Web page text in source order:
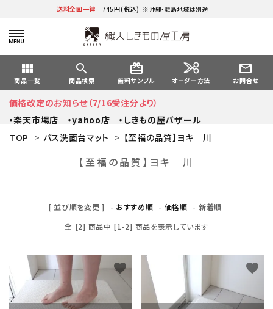
送料全国一律 745円(税込) ※沖縄・離島地域は別途
view_module
商品一覧
search
商品検索
card_giftcard
無料サンプル オーダー方法
mail_outline
お問合せ
価格改定のお知らせ（7/16受注分より）
・楽天市場店
・yahoo店
・しきもの屋バザール
TOP > バス洗面台マット > 【至福の品質】ヨキ 川
【至福の品質】ヨキ 川
[ 並び順を変更 ] - おすすめ順 - 価格順 - 新着順
全 [2] 商品中 [1-2] 商品を表示しています
favorite favorite